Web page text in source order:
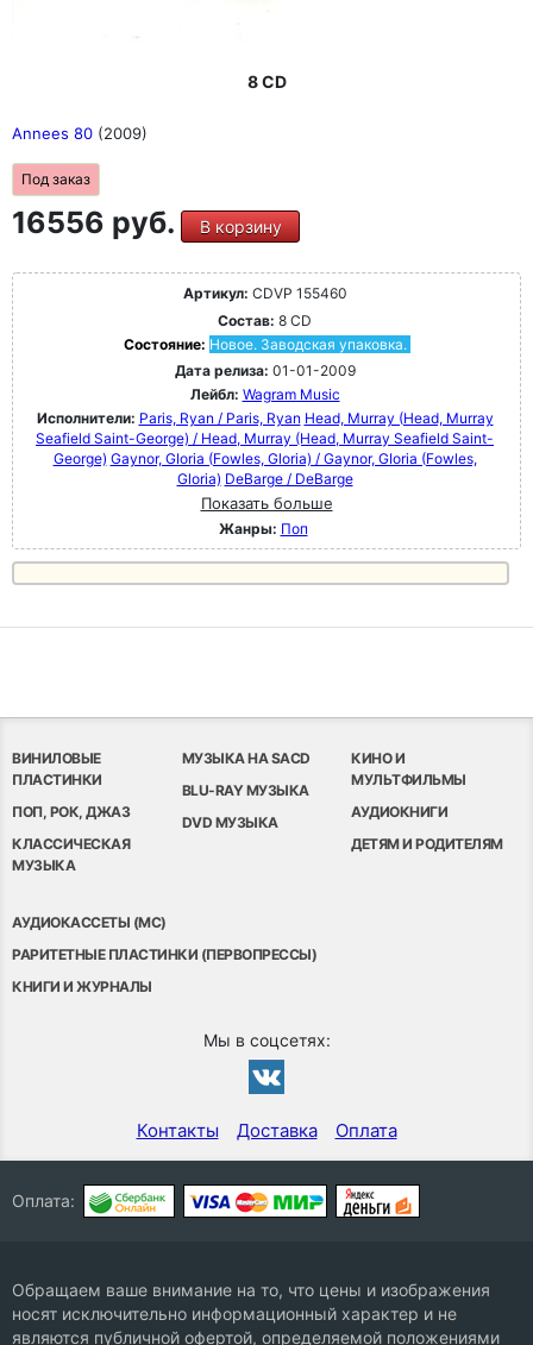
8 CD
Annees 80 (2009)
Под заказ
16556 руб. В корзину
Артикул: CDVP 155460
Состав: 8 CD
Состояние: Новое. Заводская упаковка.
Дата релиза: 01-01-2009
Лейбл: Wagram Music
Исполнители: Paris, Ryan / Paris, Ryan Head, Murray (Head, Murray
Seafield Saint-George) / Head, Murray (Head, Murray Seafield Saint-
George) Gaynor, GIoria (Fowles, Gloria) / Gaynor, GIoria (Fowles,
Gloria) DeBarge / DeBarge
Показать больше
Жанры: Поп
ВИНИЛОВЫЕ
ПЛАСТИНКИ
ПОП, РОК, ДЖАЗ
КЛАССИЧЕСКАЯ
МУЗЫКА
МУЗЫКА НА SACD
BLU-RAY МУЗЫКА
DVD МУЗЫКА
КИНО И
МУЛЬТФИЛЬМЫ
АУДИОКНИГИ
ДЕТЯМ И РОДИТЕЛЯМ
АУДИОКАССЕТЫ (MC)
РАРИТЕТНЫЕ ПЛАСТИНКИ (ПЕРВОПРЕССЫ)
КНИГИ И ЖУРНАЛЫ
Мы в соцсетях:
Контакты Доставка Оплата
Оплата:
Обращаем ваше внимание на то, что цены и изображения
носят исключительно информационный характер и не
являются публичной офертой, определяемой положениями